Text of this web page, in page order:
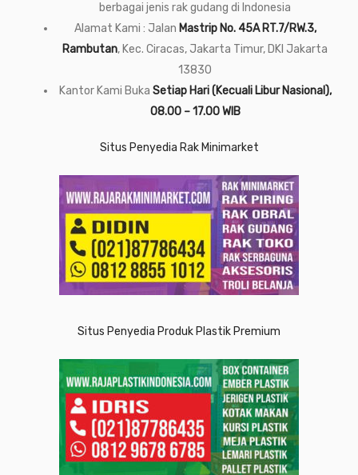
berbagai jenis rak gudang di Indonesia
Alamat Kami : Jalan Mastrip No. 45A RT.7/RW.3,
Rambutan, Kec. Ciracas, Jakarta Timur, DKI Jakarta
13830
Kantor Kami Buka Setiap Hari (Kecuali Libur Nasional),
08.00 – 17.00 WIB
Situs Penyedia Rak Minimarket
Situs Penyedia Produk Plastik Premium